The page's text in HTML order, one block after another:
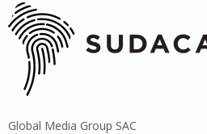
Global Media Group SAC